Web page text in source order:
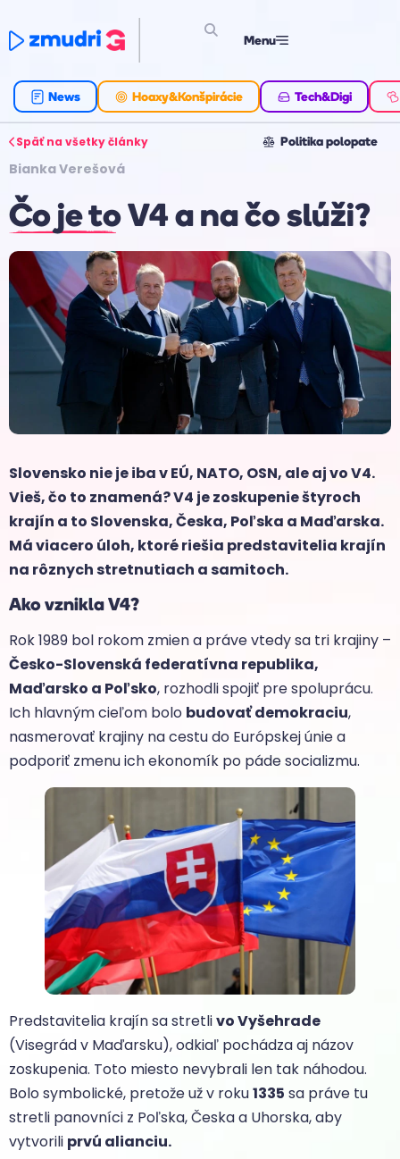
Menu
News Hoaxy&Konšpirácie Tech&Digi
Späť na všetky články Politika polopate
Bianka Verešová
Čo je to V4 a na čo slúži?
Slovensko nie je iba v EÚ, NATO, OSN, ale aj vo V4.
Vieš, čo to znamená? V4 je zoskupenie štyroch
krajín a to Slovenska, Česka, Poľska a Maďarska.
Má viacero úloh, ktoré riešia predstavitelia krajín
na rôznych stretnutiach a samitoch.
Ako vznikla V4?
Rok 1989 bol rokom zmien a práve vtedy sa tri krajiny –
Česko-Slovenská federatívna republika,
Maďarsko a Poľsko, rozhodli spojiť pre spoluprácu.
Ich hlavným cieľom bolo budovať demokraciu,
nasmerovať krajiny na cestu do Európskej únie a
podporiť zmenu ich ekonomík po páde socializmu.
Predstavitelia krajín sa stretlivo Vyšehrade
(Visegrád v Maďarsku), odkiaľ pochádza aj názov
zoskupenia. Toto miesto nevybrali len tak náhodou.
Bolo symbolické, pretože už v roku1335 sa práve tu
stretli panovníci z Poľska, Česka a Uhorska, aby
vytvorili prvú alianciu.